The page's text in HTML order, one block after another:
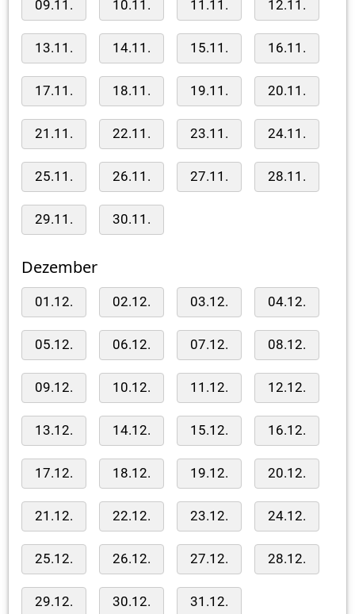
09.11. 10.11. 11.11. 12.11.
13.11. 14.11. 15.11. 16.11.
17.11. 18.11. 19.11. 20.11.
21.11. 22.11. 23.11. 24.11.
25.11. 26.11. 27.11. 28.11.
29.11. 30.11.
Dezember
01.12. 02.12. 03.12. 04.12.
05.12. 06.12. 07.12. 08.12.
09.12. 10.12. 11.12. 12.12.
13.12. 14.12. 15.12. 16.12.
17.12. 18.12. 19.12. 20.12.
21.12. 22.12. 23.12. 24.12.
25.12. 26.12. 27.12. 28.12.
29.12. 30.12. 31.12.